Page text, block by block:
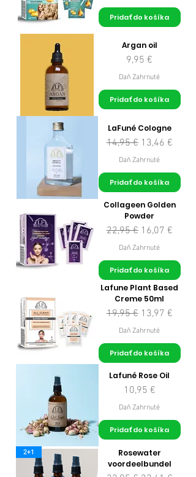
Pridať do košíka
Argan oil
Cena
9,95 €
Daň Zahrnuté
Pridať do košíka
LaFuné Cologne
Normálna cena
14,95 € Zľavnená cena
13,46 €
Daň Zahrnuté
Pridať do košíka
Collageen Golden
Powder
Normálna cena
22,95 € Zľavnená cena
16,07 €
Daň Zahrnuté
Pridať do košíka
Lafune Plant Based
Creme 50ml
Normálna cena
19,95 € Zľavnená cena
13,97 €
Daň Zahrnuté
Pridať do košíka
Lafuné Rose Oil
Cena
10,95 €
Daň Zahrnuté
Pridať do košíka
2+1
Rosewater
voordeelbundel